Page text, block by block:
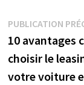
de
l’article
PUBLICATION
10 avantages
choisir le
votre voiture